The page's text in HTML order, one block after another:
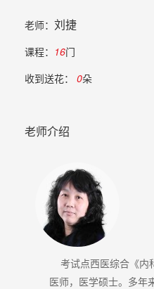
老师： 刘捷
课程： 16门
收到送花： 0朵
老师介绍
考试点西医综合《内
医师，医学硕士。多年